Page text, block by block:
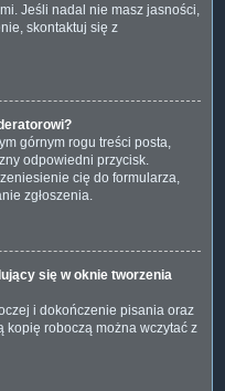
Jeśli nadal nie masz jasności,
skontaktuj się z
górnym rogu treści posta,
odpowiedni przycisk.
cię do formularza,
zgłoszenia.
się w oknie tworzenia
i dokończenie pisania oraz
kopię roboczą można wczytać z